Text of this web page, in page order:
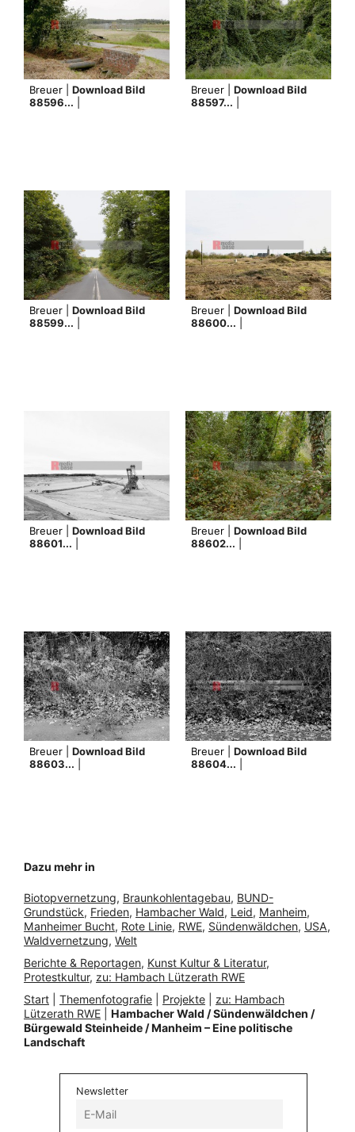
Breuer | Download Bild
88596...
Breuer | Download Bild
88597...
Breuer | Download Bild
88599...
Breuer | Download Bild
88600...
Breuer | Download Bild
88601...
Breuer | Download Bild
88602...
Breuer | Download Bild
88603...
Breuer | Download Bild
88604...
Dazu mehr in
Biotopvernetzung, Braunkohlentagebau, BUND-
Grundstück, Frieden, Hambacher Wald, Leid, Manheim
Manheimer Bucht, Rote Linie, RWE, Sündenwäldchen, USA
Waldvernetzung, Welt
Berichte & Reportagen, Kunst Kultur & Literatur
Protestkultur, zu: Hambach Lützerath RWE
Start
Themenfotografie Projekte
zu: Hambach
Lützerath RWE
Hambacher Wald / Sündenwäldchen /
Bürgewald Steinheide / Manheim – Eine politische
Landschaft
Newsletter